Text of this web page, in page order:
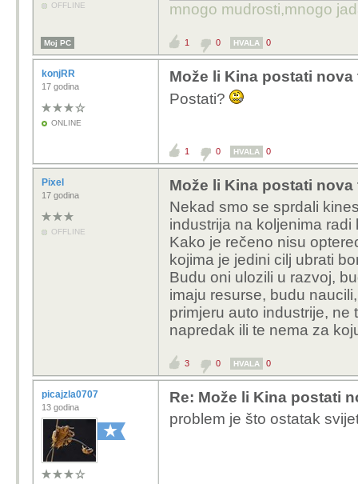
OFFLINE
mnogo mudrosti,mnogo
Moj PC 1 0 HVALA 0
konjRR
17 godina
ONLINE
Može li Kina postati
Postati?
1 0 HVALA 0
Pixel
17 godina
OFFLINE
Može li Kina postati
Nekad smo se sprdali
industrija na koljenima
Kako je rečeno nisu
kojima je jedini cilj ubrati
Budu oni ulozili u razvoj,
imaju resurse, budu
primjeru auto industrije,
napredak ili te nema za
3 0 HVALA 0
picajzla0707
13 godina
Re: Može li Kina postati
problem je što ostatak